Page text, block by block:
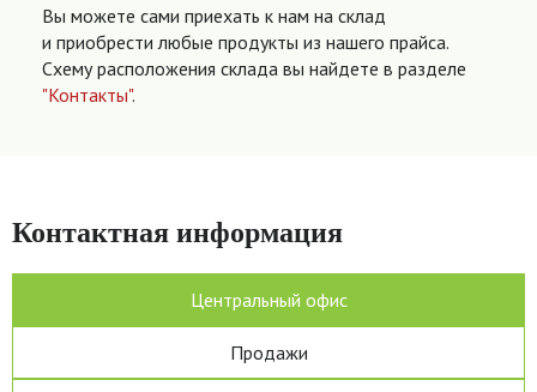
Вы можете сами приехать к нам на склад
и приобрести любые продукты из нашего прайса.
Схему расположения склада вы найдете в разделе
"Контакты".
Контактная информация
Центральный офис
Продажи